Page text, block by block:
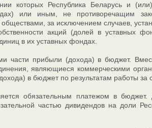
которых Республика Беларусь и
или иным, не противоречащим
за исключением случаев,
акций (долей в уставных
в их уставных фондах.
части прибыли (дохода) в бюджет.
являющиеся коммерческими
в бюджет по результатам работы
обязательным платежом в бюджет.
частью дивидендов на доли